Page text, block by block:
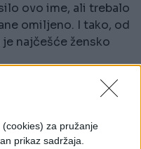
za pružanje
prikaz sadržaja.
ovo ime, ali trebalo
omiljeno. I tako, od
najčešće žensko
imena, koje se
„mudrost“, „znanje“,